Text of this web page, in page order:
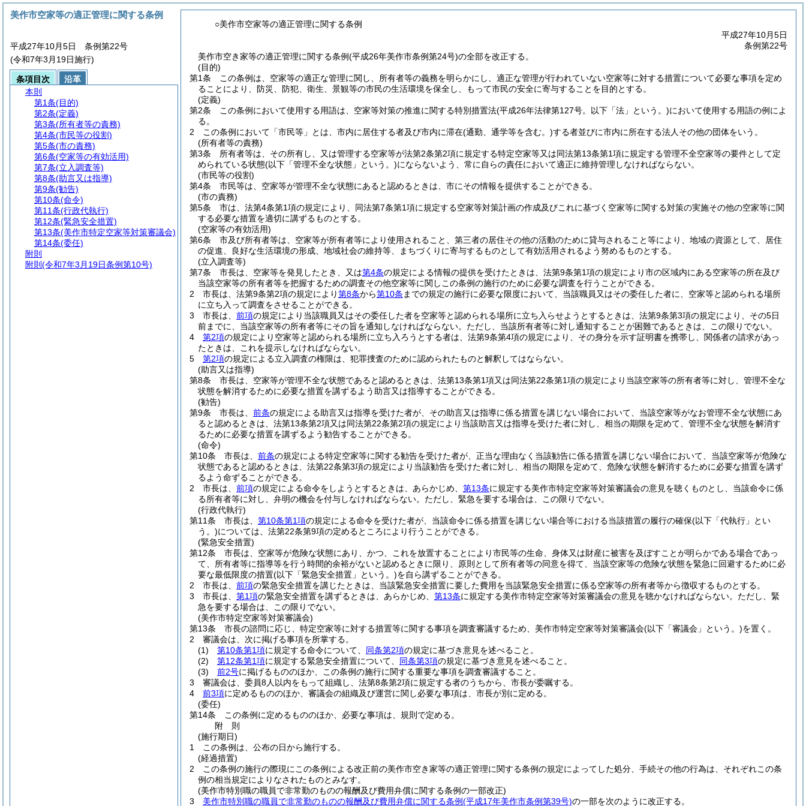
○美作市空家等の適正管理に関する条例
平成27年10月5日
条例第22号
美作市空き家等の適正管理に関する条例(平成26年美作市条例第24号)の全部を改正する。
(目的)
第1条
この条例は、空家等の適正な管理に関し、所有者等の義務を明らかにし、適正な管理が行われていない空家等に対する措置について必要な事項を定め
ることにより、防災、防犯、衛生、景観等の市民の生活環境を保全し、もって市民の安全に寄与することを目的とする。
(定義)
第2条
この条例において使用する用語は、空家等対策の推進に関する特別措置法(平成26年法律第127号。以下「法」という。)において使用する用語の例によ
る。
2
この条例において「市民等」とは、市内に居住する者及び市内に滞在(通勤、通学等を含む。)する者並びに市内に所在する法人その他の団体をいう。
(所有者等の責務)
第3条
所有者等は、その所有し、又は管理する空家等が法第2条第2項に規定する特定空家等又は同法第13条第1項に規定する管理不全空家等の要件として定
められている状態(以下「管理不全な状態」という。)にならないよう、常に自らの責任において適正に維持管理しなければならない。
(市民等の役割)
第4条
市民等は、空家等が管理不全な状態にあると認めるときは、市にその情報を提供することができる。
(市の責務)
第5条
市は、法第4条第1項の規定により、同法第7条第1項に規定する空家等対策計画の作成及びこれに基づく空家等に関する対策の実施その他の空家等に関
する必要な措置を適切に講ずるものとする。
(空家等の有効活用)
第6条
市及び所有者等は、空家等が所有者等により使用されること、第三者の居住その他の活動のために貸与されること等により、地域の資源として、居住
の促進、良好な生活環境の形成、地域社会の維持等、まちづくりに寄与するものとして有効活用されるよう努めるものとする。
(立入調査等)
第7条
市長は、空家等を発見したとき、又は第4条の規定による情報の提供を受けたときは、法第9条第1項の規定により市の区域内にある空家等の所在及び
当該空家等の所有者等を把握するための調査その他空家等に関しこの条例の施行のために必要な調査を行うことができる。
2
市長は、法第9条第2項の規定により第8条から第10条 までの規定の施行に必要な限度において、当該職員又はその委任した者に、空家等と認められる場所
に立ち入って調査をさせることができる。
3
市長は、 前項の規定により当該職員又はその委任した者を空家等と認められる場所に立ち入らせようとするときは、法第9条第3項の規定により、その5日
前までに、当該空家等の所有者等にその旨を通知しなければならない。 ただし、当該所有者等に対し通知することが困難であるときは、この限りでない。
4
第2項の規定により空家等と認められる場所に立ち入ろうとする者は、法第9条第4項の規定により、その身分を示す証明書を携帯し、関係者の請求があっ
たときは、これを提示しなければならない。
5
第2項の規定による立入調査の権限は、犯罪捜査のために認められたものと解釈してはならない。
(助言又は指導)
第8条
市長は、空家等が管理不全な状態であると認めるときは、法第13条第1項又は同法第22条第1項の規定により当該空家等の所有者等に対し、管理不全な
状態を解消するために必要な措置を講ずるよう助言又は指導することができる。
(勧告)
第9条
市長は、 前条の規定による助言又は指導を受けた者が、その助言又は指導に係る措置を講じない場合において、当該空家等がなお管理不全な状態にあ
ると認めるときは、法第13条第2項又は同法第22条第2項の規定により当該助言又は指導を受けた者に対し、相当の期限を定めて、管理不全な状態を解消す
るために必要な措置を講ずるよう勧告することができる。
(命令)
第10条
市長は、 前条の規定による特定空家等に関する勧告を受けた者が、正当な理由なく当該勧告に係る措置を講じない場合において、当該空家等が危険な
状態であると認めるときは、法第22条第3項の規定により当該勧告を受けた者に対し、相当の期限を定めて、危険な状態を解消するために必要な措置を講ず
るよう命ずることができる。
2
市長は、 前項の規定による命令をしようとするときは、あらかじめ、 第13条に規定する美作市特定空家等対策審議会の意見を聴くものとし、当該命令に係
る所有者等に対し、弁明の機会を付与しなければならない。 ただし、緊急を要する場合は、この限りでない。
(行政代執行)
第11条
市長は、 第10条第1項の規定による命令を受けた者が、当該命令に係る措置を講じない場合等における当該措置の履行の確保(以下「代執行」とい
う。)については、法第22条第9項の定めるところにより行うことができる。
(緊急安全措置)
第12条
市長は、空家等が危険な状態にあり、かつ、これを放置することにより市民等の生命、身体又は財産に被害を及ぼすことが明らかである場合であっ
て、所有者等に指導等を行う時間的余裕がないと認めるときに限り、原則として所有者等の同意を得て、当該空家等の危険な状態を緊急に回避するために必
要な最低限度の措置(以下「緊急安全措置」という。)を自ら講ずることができる。
2
市長は、 前項の緊急安全措置を講じたときは、当該緊急安全措置に要した費用を当該緊急安全措置に係る空家等の所有者等から徴収するものとする。
3
市長は、 第1項の緊急安全措置を講ずるときは、あらかじめ、 第13条に規定する美作市特定空家等対策審議会の意見を聴かなければならない。 ただし、緊
急を要する場合は、この限りでない。
(美作市特定空家等対策審議会)
第13条
市長の諮問に応じ、特定空家等に対する措置等に関する事項を調査審議するため、美作市特定空家等対策審議会(以下「審議会」という。)を置く。
2
審議会は、次に掲げる事項を所掌する。
(1)
第10条第1項に規定する命令について、 同条第2項の規定に基づき意見を述べること。
(2)
第12条第1項に規定する緊急安全措置について、 同条第3項の規定に基づき意見を述べること。
(3)
前2号に掲げるもののほか、この条例の施行に関する重要な事項を調査審議すること。
3
審議会は、委員8人以内をもって組織し、法第8条第2項に規定する者のうちから、市長が委嘱する。
4
前3項に定めるもののほか、審議会の組織及び運営に関し必要な事項は、市長が別に定める。
(委任)
第14条
この条例に定めるもののほか、必要な事項は、規則で定める。
附 則
(施行期日)
1
この条例は、公布の日から施行する。
(経過措置)
2
この条例の施行の際現にこの条例による改正前の美作市空き家等の適正管理に関する条例の規定によってした処分、手続その他の行為は、それぞれこの条
例の相当規定によりなされたものとみなす。
(美作市特別職の職員で非常勤のものの報酬及び費用弁償に関する条例の一部改正)
3
美作市特別職の職員で非常勤のものの報酬及び費用弁償に関する条例(平成17年美作市条例第39号)の一部を次のように改正する。
美作市空家等の適正管理に関する条例
平成27年10月5日 条例第22号
(令和7年3月19日施行)
条項目次
沿革
本則
第1条(目的)
第2条(定義)
第3条(所有者等の責務)
第4条(市民等の役割)
第5条(市の責務)
第6条(空家等の有効活用)
第7条(立入調査等)
第8条(助言又は指導)
第9条(勧告)
第10条(命令)
第11条(行政代執行)
第12条(緊急安全措置)
第13条(美作市特定空家等対策審議会)
第14条(委任)
附則
附則 (令和7年3月19日条例第10号)